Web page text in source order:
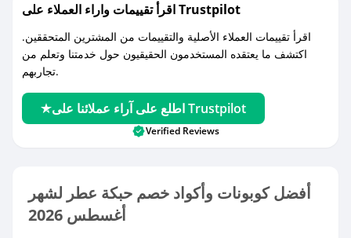
اقرأ تقييمات واراء العملاء على Trustpilot
اقرأ تقييمات العملاء الأصلية والتقييمات من المشترين المتحققين.
اكتشف ما يعتقده المستخدمون الحقيقيون حول خدمتنا وتعلم من
تجاربهم.
اطلع على آراء عملائنا على Trustpilot
Verified Reviews
أفضل كوبونات وأكواد خصم حبكة عطر لشهر
أغسطس 2026